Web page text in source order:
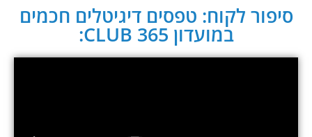
סיפור לקוח: טפסים דיגיטלים חכמים
במועדון CLUB 365: